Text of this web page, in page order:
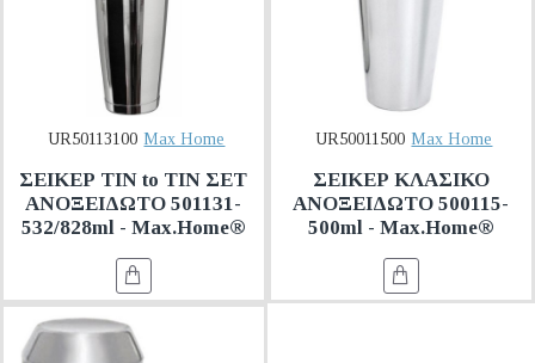
UR50113100 Max Home
ΣΕΙΚΕΡ ΤΙΝ to ΤΙΝ ΣΕΤ
ΑΝΟΞΕΙΔΩΤΟ 501131-
532/828ml - Max.Home®
UR50011500 Max Home
ΣΕΙΚΕΡ ΚΛΑΣΙΚΟ
ΑΝΟΞΕΙΔΩΤΟ 500115-
500ml - Max.Home®